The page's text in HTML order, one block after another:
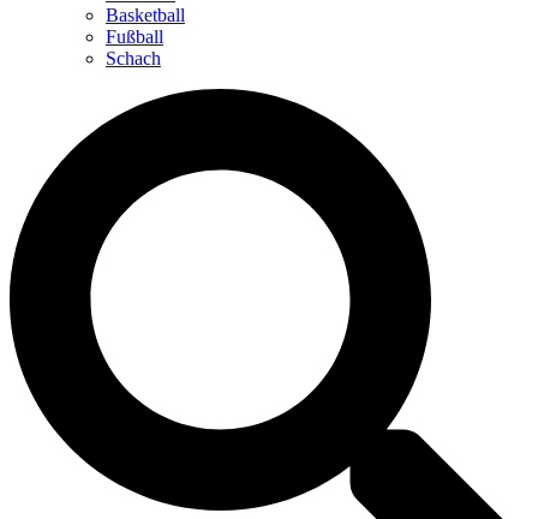
Basketball
Fußball
Schach